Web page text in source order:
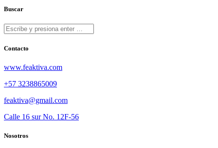
Buscar
Contacto
www.feaktiva.com
+57 3238865009
feaktiva@gmail.com
Calle 16 sur No. 12F-56
Nosotros